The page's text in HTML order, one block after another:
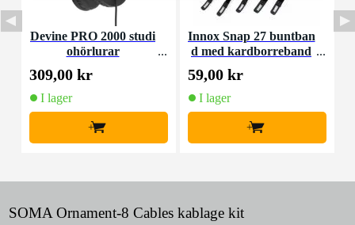
Devine PRO 2000 studi
ohörlurar
309,00 kr
I lager
+
Innox Snap 27 buntban
d med kardborreband
59,00 kr
I lager
+
SOMA Ornament-8 Cables kablage kit